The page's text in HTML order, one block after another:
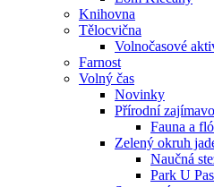
Knihovna
Tělocvična
Volnočasové
Farnost
Volný čas
Novinky
Přírodní
Fauna a
Zelený okruh
Naučná
Park U